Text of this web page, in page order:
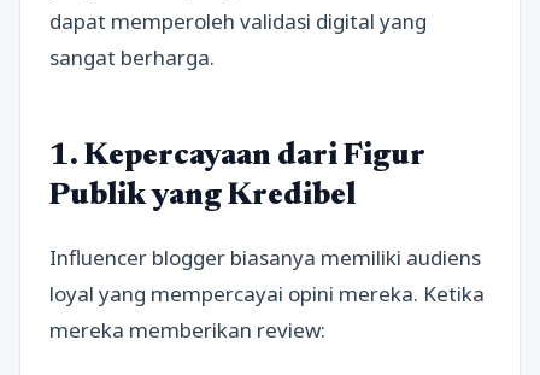
dapat memperoleh validasi digital yang
sangat berharga.
1. Kepercayaan dari Figur
Publik yang Kredibel
Influencer blogger biasanya memiliki audiens
loyal yang mempercayai opini mereka. Ketika
mereka memberikan review: